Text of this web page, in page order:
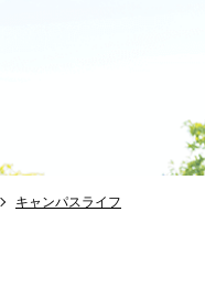
キャンパスライフ